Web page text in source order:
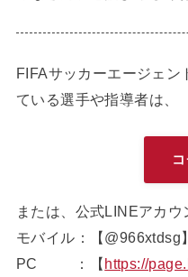
FIFAサッカーエージェン
ている選手や指導者は、
または、公式LINEアカウ
モバイル：【@966xtdsg】
PC ：【https://